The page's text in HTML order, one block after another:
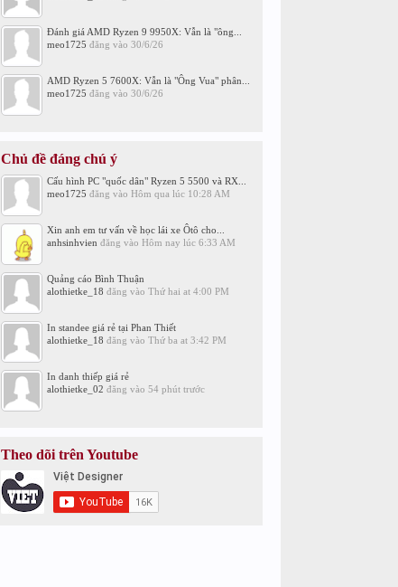
Đánh giá AMD Ryzen 9 9950X: Vẫn là "ông...
meo1725 đăng vào 30/6/26
AMD Ryzen 5 7600X: Vẫn là "Ông Vua" phân...
meo1725 đăng vào 30/6/26
Chủ đề đáng chú ý
Cấu hình PC "quốc dân" Ryzen 5 5500 và RX...
meo1725 đăng vào Hôm qua lúc 10:28 AM
Xin anh em tư vấn về học lái xe Ôtô cho...
anhsinhvien đăng vào Hôm nay lúc 6:33 AM
Quảng cáo Bình Thuận
alothietke_18 đăng vào Thứ hai at 4:00 PM
In standee giá rẻ tại Phan Thiết
alothietke_18 đăng vào Thứ ba at 3:42 PM
In danh thiếp giá rẻ
alothietke_02 đăng vào 54 phút trước
Theo dõi trên Youtube